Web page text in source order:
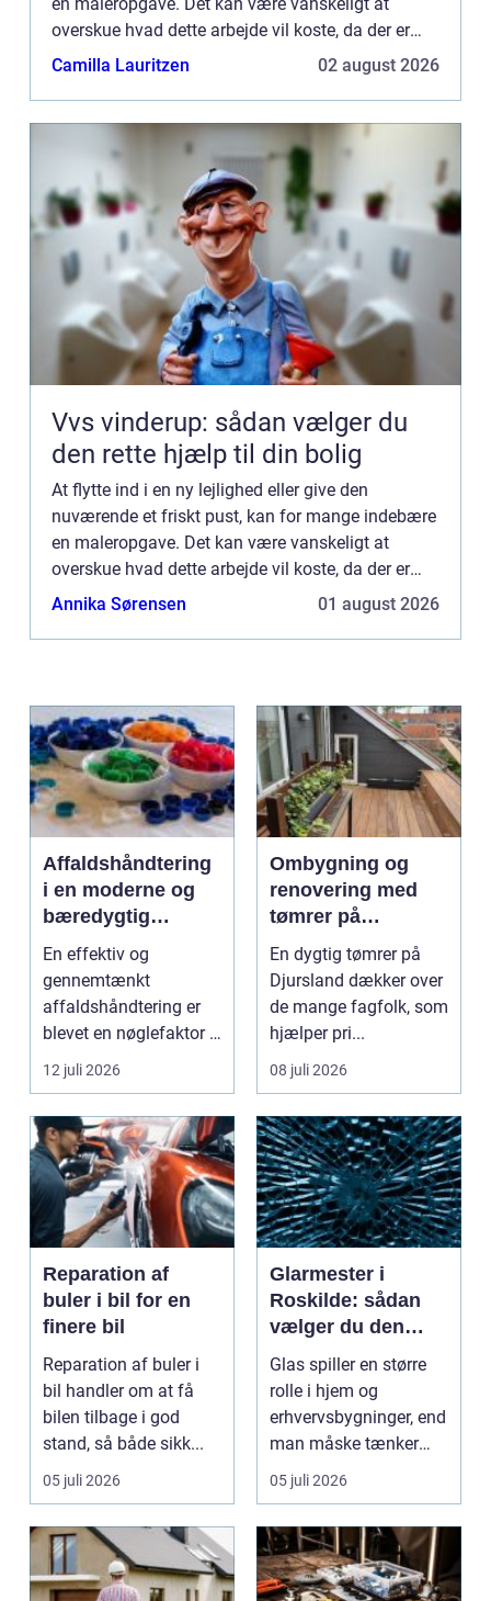
overskue hvad dette arbejde vil koste, da der er
mange faktorer, der spiller ind. I denne artikel vil vi
Camilla Lauritzen 02 august 2026
Vvs vinderup: sådan vælger du
den rette hjælp til din bolig
At flytte ind i en ny lejlighed eller give den
nuværende et friskt pust, kan for mange indebære
en maleropgave. Det kan være vanskeligt at
overskue hvad dette arbejde vil koste, da der er
mange faktorer, der spiller ind. I denne artikel vil vi
Annika Sørensen 01 august 2026
Affaldshåndtering
i en moderne og
bæredygtig
hverdag
En effektiv og
gennemtænkt
affaldshåndtering er
blevet en nøglefaktor i
den grønne omstilling.
Vi st...
12 juli 2026
Ombygning og
renovering med
tømrer på
Djursland
En dygtig tømrer på
Djursland dækker over
de mange fagfolk, som
hjælper pri...
08 juli 2026
Reparation af
buler i bil for en
finere bil
Reparation af buler i
bil handler om at få
bilen tilbage i god
stand, så både sikk...
05 juli 2026
Glarmester i
Roskilde: sådan
vælger du den
rette fagmand til
dine glasopgaver
Glas spiller en større
rolle i hjem og
erhvervsbygninger, end
man måske tænker
ov...
05 juli 2026